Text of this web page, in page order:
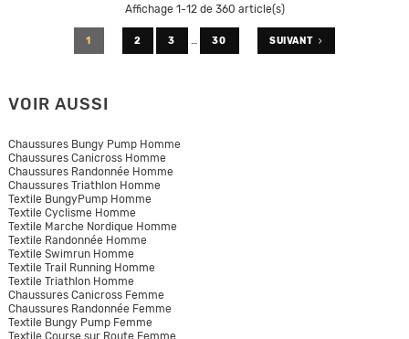
Affichage 1-12 de 360 article(s)
1 2 3 30 SUIVANT
VOIR AUSSI
Chaussures Bungy Pump Homme
Chaussures Canicross Homme
Chaussures Randonnée Homme
Chaussures Triathlon Homme
Textile BungyPump Homme
Textile Cyclisme Homme
Textile Marche Nordique Homme
Textile Randonnée Homme
Textile Swimrun Homme
Textile Trail Running Homme
Textile Triathlon Homme
Chaussures Canicross Femme
Chaussures Randonnée Femme
Textile Bungy Pump Femme
Textile Course sur Route Femme